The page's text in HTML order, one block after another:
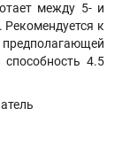
между 5- и
к
предполагающей
4.5